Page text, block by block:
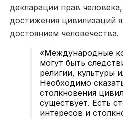
декларации прав
достижения цивилизаций
достоянием человечества.
«Международные
могут быть
религии, культуры
Необходимо
столкновения
существует. Есть
интересов и